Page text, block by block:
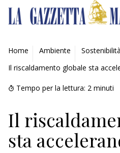
AMBIENTE
MOBILITÀ
INDUSTRIA
RICERCA
ECONOMIA
Home Ambiente
Sostenibilità
Il riscaldamento globale sta
Tempo per la lettura: 2 minuti
Il
sta